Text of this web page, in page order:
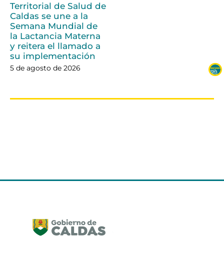
Territorial de Salud de
Caldas se une a la
Semana Mundial de
la Lactancia Materna
y reitera el llamado a
su implementación
5 de agosto de 2026